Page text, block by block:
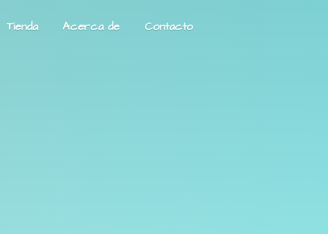
Tienda Acerca de Contacto